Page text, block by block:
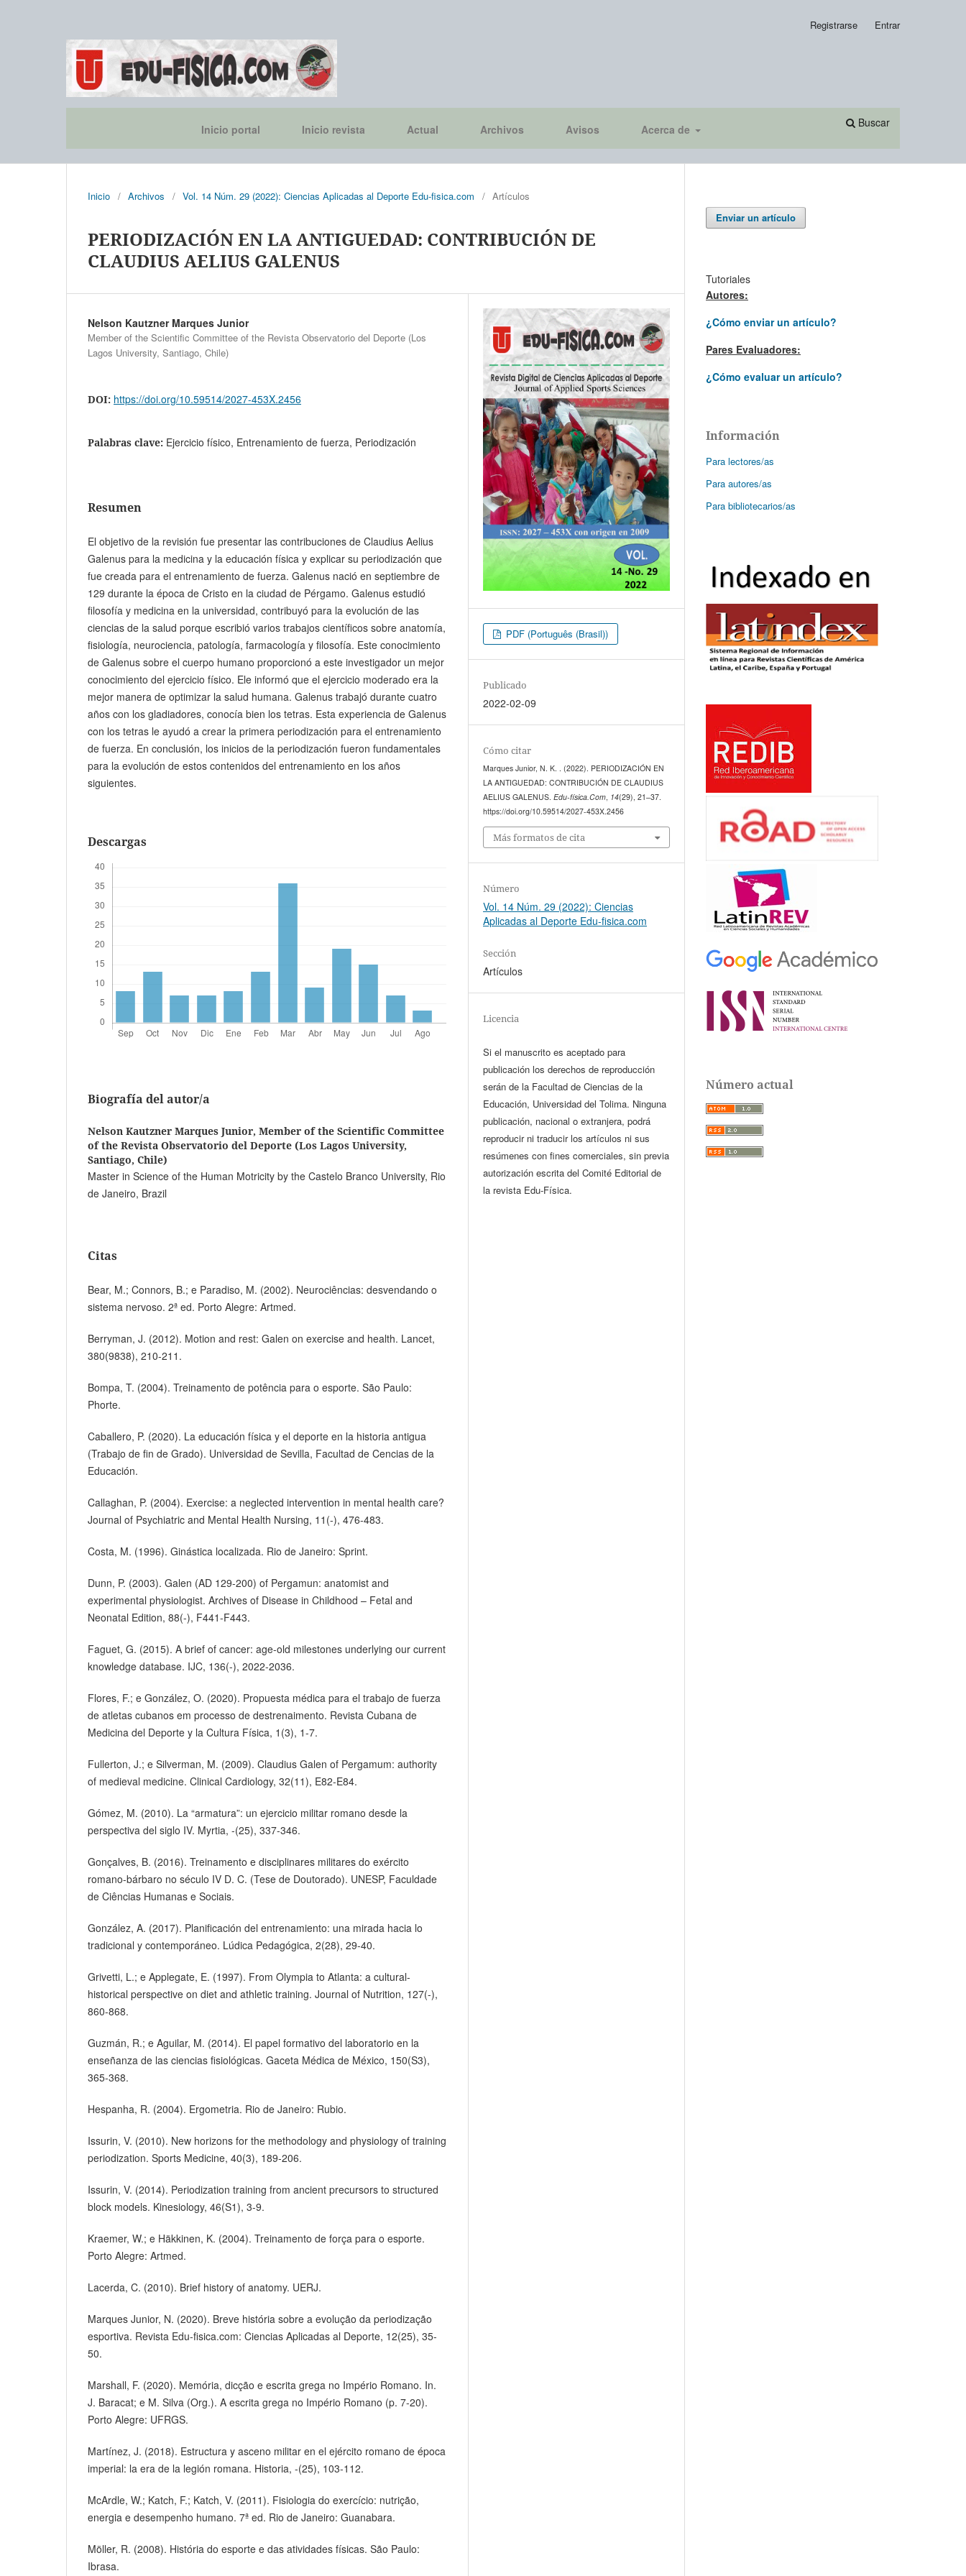
Inicio portal Inicio revista Actual Archivos Avisos Acerca de
Buscar
Registrarse Entrar
Inicio / Archivos / Vol. 14 Núm. 29 (2022): Ciencias Aplicadas al Deporte Edu-fisica.com / Artículos
PERIODIZACIÓN EN LA ANTIGUEDAD: CONTRIBUCIÓN DE
CLAUDIUS AELIUS GALENUS
Nelson Kautzner Marques Junior
Member of the Scientific Committee of the Revista Observatorio del Deporte (Los
Lagos University, Santiago, Chile)
DOI: https://doi.org/10.59514/2027-453X.2456
Palabras clave: Ejercicio físico, Entrenamiento de fuerza, Periodización
Resumen
El objetivo de la revisión fue presentar las contribuciones de Claudius Aelius
Galenus para la medicina y la educación física y explicar su periodización que
fue creada para el entrenamiento de fuerza. Galenus nació en septiembre de
129 durante la época de Cristo en la ciudad de Pérgamo. Galenus estudió
filosofía y medicina en la universidad, contribuyó para la evolución de las
ciencias de la salud porque escribió varios trabajos científicos sobre anatomía,
fisiología, neurociencia, patología, farmacología y filosofía. Este conocimiento
de Galenus sobre el cuerpo humano proporcionó a este investigador un mejor
conocimiento del ejercicio físico. Ele informó que el ejercicio moderado era la
mejor manera de optimizar la salud humana. Galenus trabajó durante cuatro
años con los gladiadores, conocía bien los tetras. Esta experiencia de Galenus
con los tetras le ayudó a crear la primera periodización para el entrenamiento
de fuerza. En conclusión, los inicios de la periodización fueron fundamentales
para la evolución de estos contenidos del entrenamiento en los años
siguientes.
Descargas
Biografía del autor/a
Nelson Kautzner Marques Junior, Member of the Scientific Committee
of the Revista Observatorio del Deporte (Los Lagos University,
Santiago, Chile)
Master in Science of the Human Motricity by the Castelo Branco University, Rio
de Janeiro, Brazil
Citas
Bear, M.; Connors, B.; e Paradiso, M. (2002). Neurociências: desvendando o
sistema nervoso. 2ª ed. Porto Alegre: Artmed.
Berryman, J. (2012). Motion and rest: Galen on exercise and health. Lancet,
380(9838), 210-211.
Bompa, T. (2004). Treinamento de potência para o esporte. São Paulo:
Phorte.
Caballero, P. (2020). La educación física y el deporte en la historia antigua
(Trabajo de fin de Grado). Universidad de Sevilla, Facultad de Cencias de la
Educación.
Callaghan, P. (2004). Exercise: a neglected intervention in mental health care?
Journal of Psychiatric and Mental Health Nursing, 11(-), 476-483.
Costa, M. (1996). Ginástica localizada. Rio de Janeiro: Sprint.
Dunn, P. (2003). Galen (AD 129-200) of Pergamun: anatomist and
experimental physiologist. Archives of Disease in Childhood – Fetal and
Neonatal Edition, 88(-), F441-F443.
Faguet, G. (2015). A brief of cancer: age-old milestones underlying our current
knowledge database. IJC, 136(-), 2022-2036.
Flores, F.; e González, O. (2020). Propuesta médica para el trabajo de fuerza
de atletas cubanos em processo de destrenaimento. Revista Cubana de
Medicina del Deporte y la Cultura Física, 1(3), 1-7.
Fullerton, J.; e Silverman, M. (2009). Claudius Galen of Pergamum: authority
of medieval medicine. Clinical Cardiology, 32(11), E82-E84.
Gómez, M. (2010). La “armatura”: un ejercicio militar romano desde la
perspectiva del siglo IV. Myrtia, -(25), 337-346.
Gonçalves, B. (2016). Treinamento e disciplinares militares do exército
romano-bárbaro no século IV D. C. (Tese de Doutorado). UNESP, Faculdade
de Ciências Humanas e Sociais.
González, A. (2017). Planificación del entrenamiento: una mirada hacia lo
tradicional y contemporáneo. Lúdica Pedagógica, 2(28), 29-40.
Grivetti, L.; e Applegate, E. (1997). From Olympia to Atlanta: a cultural-
historical perspective on diet and athletic training. Journal of Nutrition, 127(-),
860-868.
Guzmán, R.; e Aguilar, M. (2014). El papel formativo del laboratorio en la
enseñanza de las ciencias fisiológicas. Gaceta Médica de México, 150(S3),
365-368.
Hespanha, R. (2004). Ergometria. Rio de Janeiro: Rubio.
Issurin, V. (2010). New horizons for the methodology and physiology of training
periodization. Sports Medicine, 40(3), 189-206.
Issurin, V. (2014). Periodization training from ancient precursors to structured
block models. Kinesiology, 46(S1), 3-9.
Kraemer, W.; e Häkkinen, K. (2004). Treinamento de força para o esporte.
Porto Alegre: Artmed.
Lacerda, C. (2010). Brief history of anatomy. UERJ.
Marques Junior, N. (2020). Breve história sobre a evolução da periodização
esportiva. Revista Edu-fisica.com: Ciencias Aplicadas al Deporte, 12(25), 35-
50.
Marshall, F. (2020). Memória, dicção e escrita grega no Império Romano. In.
J. Baracat; e M. Silva (Org.). A escrita grega no Império Romano (p. 7-20).
Porto Alegre: UFRGS.
Martínez, J. (2018). Estructura y asceno militar en el ejército romano de época
imperial: la era de la legión romana. Historia, -(25), 103-112.
McArdle, W.; Katch, F.; Katch, V. (2011). Fisiologia do exercício: nutrição,
energia e desempenho humano. 7ª ed. Rio de Janeiro: Guanabara.
Möller, R. (2008). História do esporte e das atividades físicas. São Paulo:
Ibrasa.
PDF (Português (Brasil))
Publicado
2022-02-09
Cómo citar
Marques Junior, N. K. . (2022). PERIODIZACIÓN EN
LA ANTIGUEDAD: CONTRIBUCIÓN DE CLAUDIUS
AELIUS GALENUS.Edu-física.Com, 14(29), 21–37.
https://doi.org/10.59514/2027-453X.2456
Más formatos de cita
Número
Vol. 14 Núm. 29 (2022): Ciencias
Aplicadas al Deporte Edu-fisica.com
Sección
Artículos
Licencia
Si el manuscrito es aceptado para
publicación los derechos de reproducción
serán de la Facultad de Ciencias de la
Educación, Universidad del Tolima. Ninguna
publicación, nacional o extranjera, podrá
reproducir ni traducir los artículos ni sus
resúmenes con fines comerciales, sin previa
autorización escrita del Comité Editorial de
la revista Edu-Física.
Enviar un artículo
Tutoriales
Autores:
¿Cómo enviar un artículo?
Pares Evaluadores:
¿Cómo evaluar un artículo?
Información
Para lectores/as
Para autores/as
Para bibliotecarios/as
Número actual